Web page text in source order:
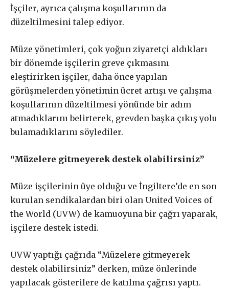
Aboneliğiniz, otomatik olarak yenilenir.
Paketler arasında fark yoktur. Bütçenize uygun paketi
Abonelik süresi ne kadar?
Abone paketleri arasında fark var
mı?
£50 / yıllık
£100 / yıllık
İşçiler, ayrıca çalışma koşullarının da
düzeltilmesini talep ediyor.
Müze yönetimleri, çok yoğun ziyaretçi aldıkları
bir dönemde işçilerin greve çıkmasını
eleştirirken işçiler, daha önce yapılan
görüşmelerden yönetimin ücret artışı ve çalışma
koşullarının düzeltilmesi yönünde bir adım
atmadıklarını belirterek, grevden başka çıkış yolu
bulamadıklarını söylediler.
“Müzelere gitmeyerek destek olabilirsiniz”
Müze işçilerinin üye olduğu ve İngiltere’de en son
kurulan sendikalardan biri olan United Voices of
the World (UVW) de kamuoyuna bir çağrı yaparak,
işçilere destek istedi.
UVW yaptığı çağrıda “Müzelere gitmeyerek
destek olabilirsiniz” derken, müze önlerinde
yapılacak gösterilere de katılma çağrısı yaptı.